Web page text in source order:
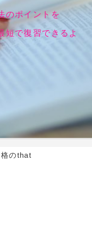
ントを
できるよ
のthat